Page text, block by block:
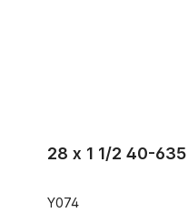
28 x 1 1/2 40-
Y074